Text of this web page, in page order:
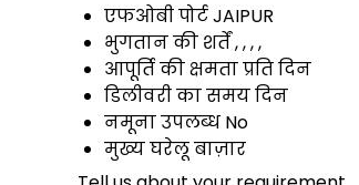
एफओबी पोर्टJAIPUR
भुगतान की शर्तें, , , ,
आपूर्ति की क्षमताप्रति दिन
डिलीवरी का समयदिन
नमूना उपलब्ध No
मुख्य घरेलू बाज़ार